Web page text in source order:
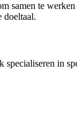
samen te
doeltaal.
in